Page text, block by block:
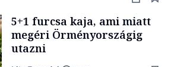
5+1 furcsa kaja, ami miatt
megéri Örményországig
utazni